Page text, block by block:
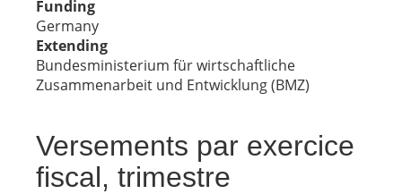
Funding
Germany
Extending
Bundesministerium für wirtschaftliche
Zusammenarbeit und Entwicklung (BMZ)
Versements par exercice
fiscal, trimestre